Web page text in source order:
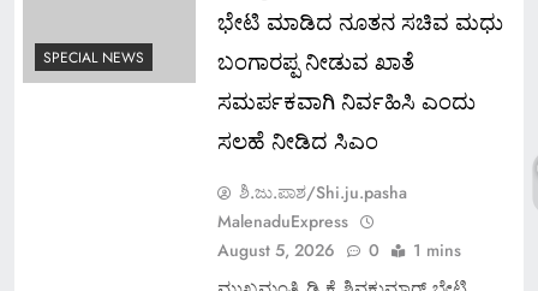
SPECIAL NEWS
ಭೇಟಿ ಮಾಡಿದ ನೂತನ ಸಚಿವ ಮಧು
ಬಂಗಾರಪ್ಪ ನೀಡುವ ಖಾತೆ
ಸಮರ್ಪಕವಾಗಿ ನಿರ್ವಹಿಸಿ ಎಂದು
ಸಲಹೆ ನೀಡಿದ ಸಿಎಂ
ಶಿ.ಜು.ಪಾಶ/Shi.ju.pasha
MalenaduExpress
August 5, 2026
0 1 mins